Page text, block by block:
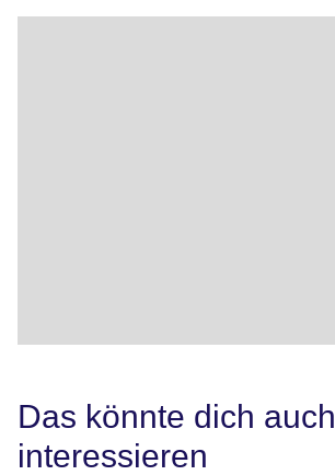
Das könnte dich auch
interessieren